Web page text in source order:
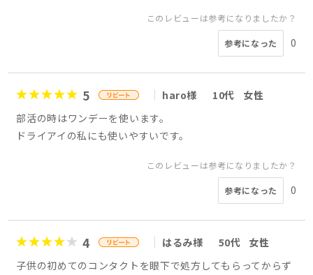
このレビューは参考になりましたか？
参考になった 0
5 haro様 10代
女性
部活の時はワンデーを使います。
ドライアイの私にも使いやすいです。
このレビューは参考になりましたか？
参考になった 0
4 はるみ様 50代
女性
子供の初めてのコンタクトを眼下で処方してもらってからず